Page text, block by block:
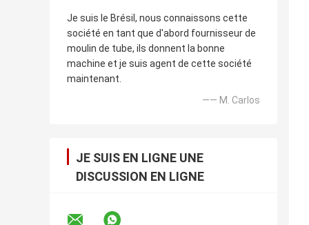
Je suis le Brésil, nous connaissons cette
société en tant que d'abord fournisseur de
moulin de tube, ils donnent la bonne
machine et je suis agent de cette société
maintenant.
—— M. Carlos
JE SUIS EN LIGNE UNE
DISCUSSION EN LIGNE